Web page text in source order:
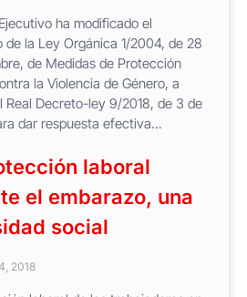
ha modificado el
de la Ley Orgánica 1/2004, de 28
de Medidas de Protección
la Violencia de Género, a
Real Decreto-ley 9/2018, de 3 de
dar respuesta efectiva...
laboral
el embarazo, una
social
2018